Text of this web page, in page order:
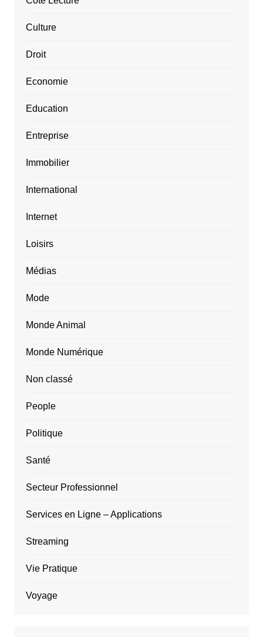
Culture
Droit
Economie
Education
Entreprise
Immobilier
International
Internet
Loisirs
Médias
Mode
Monde Animal
Monde Numérique
Non classé
People
Politique
Santé
Secteur Professionnel
Services en Ligne – Applications
Streaming
Vie Pratique
Voyage